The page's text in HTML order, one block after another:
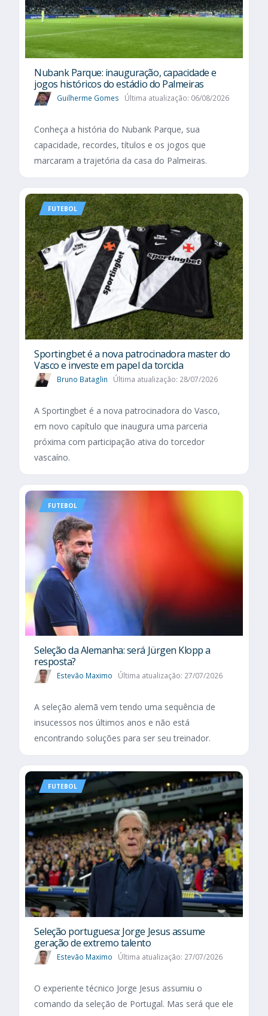
Nubank Parque: inauguração, capacidade e
jogos históricos do estádio do Palmeiras
Guilherme Gomes Última atualização: 06/08/2026
Conheça a história do Nubank Parque, sua
capacidade, recordes, títulos e os jogos que
marcaram a trajetória da casa do Palmeiras.
FUTEBOL
Sportingbet é a nova patrocinadora master do
Vasco e investe em papel da torcida
Bruno Bataglin Última atualização: 28/07/2026
A Sportingbet é a nova patrocinadora do Vasco,
em novo capítulo que inaugura uma parceria
próxima com participação ativa do torcedor
vascaíno.
FUTEBOL
Seleção da Alemanha: será Jürgen Klopp a
resposta?
Estevão Maximo Última atualização: 27/07/2026
A seleção alemã vem tendo uma sequência de
insucessos nos últimos anos e não está
encontrando soluções para ser seu treinador.
FUTEBOL
Seleção portuguesa: Jorge Jesus assume
geração de extremo talento
Estevão Maximo Última atualização: 27/07/2026
O experiente técnico Jorge Jesus assumiu o
comando da seleção de Portugal. Mas será que ele